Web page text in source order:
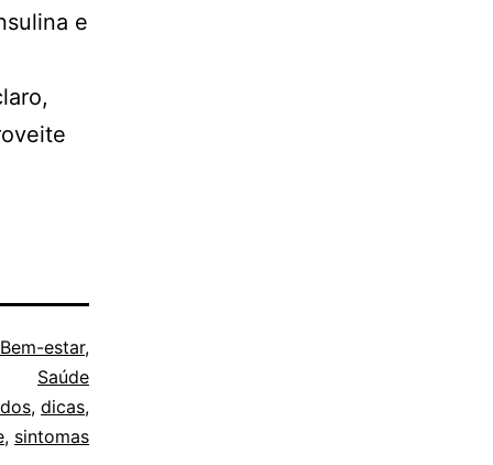
e
Bem-estar,
Saúde
, dicas,
, sintomas